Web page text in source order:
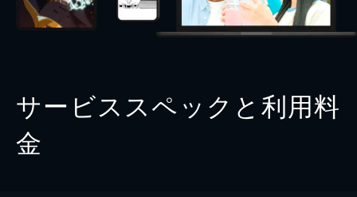
サービススペックと利用料
金